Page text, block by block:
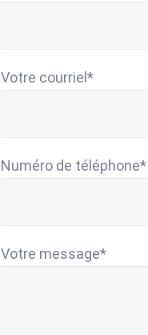
Votre courriel*
Numéro de téléphone*
Votre message*